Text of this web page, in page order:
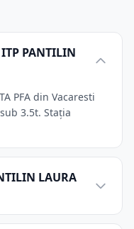
PANTILIN
PFA din Vacaresti
3.5t. Stația
LAURA